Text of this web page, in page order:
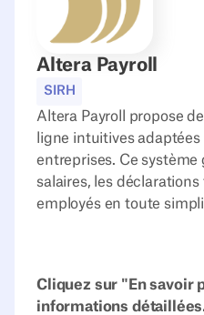
Altera Payroll
SIRH
Altera Payroll propose
ligne intuitives
entreprises. Ce
salaires, les
employés en toute
Cliquez sur "En savoir
informations